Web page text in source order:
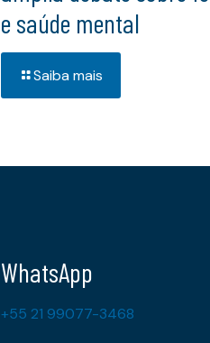
e saúde mental
Saiba mais
WhatsApp
+55 21 99077-3468